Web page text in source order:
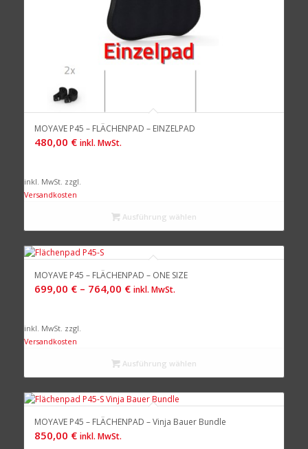
MOYAVE P45 – FLÄCHENPAD – EINZELPAD
480,00 € inkl. MwSt.
inkl. MwSt. zzgl.
Versandkosten
Ausführung wählen
MOYAVE P45 – FLÄCHENPAD – ONE SIZE
699,00 €– 764,00 € inkl. MwSt.
inkl. MwSt. zzgl.
Versandkosten
Ausführung wählen
MOYAVE P45 – FLÄCHENPAD – Vinja Bauer Bundle
850,00 € inkl. MwSt.